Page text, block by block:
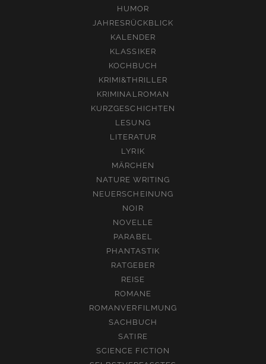
HUMOR
JAHRESRÜCKBLICK
KALENDER
KLASSIKER
KOCHBUCH
KRIMI&THRILLER
KRIMINALROMAN
KURZGESCHICHTEN
LESUNG
LITERATUR
LYRIK
MÄRCHEN
NATURE WRITING
NEUERSCHEINUNG
NOIR
NOVELLE
PARABEL
PHANTASTIK
RATGEBER
REISE
ROMANE
ROMANVERFILMUNG
SACHBUCH
SATIRE
SCIENCE FICTION